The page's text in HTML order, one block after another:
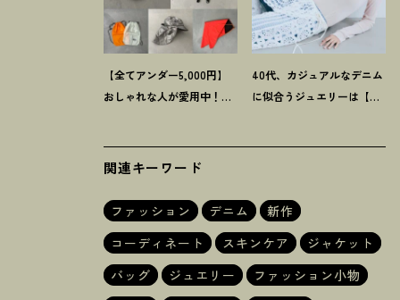
【全てアンダー5,000円】
おしゃれな人が愛用中 ！ 夏
40代、カジュアルなデニム
に似合うジュエリーは【お
関連キーワード
ファッション デニム
新作
コーディネート
スキンケア
ジャケット
バッグ
ジュエリー
ファッション小物